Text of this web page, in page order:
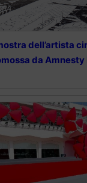
dell’artista
da